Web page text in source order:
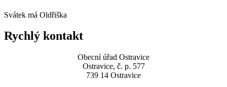
Svátek má Oldřiška
Rychlý kontakt
Obecní úřad Ostravice
Ostravice, č. p. 577
739 14 Ostravice